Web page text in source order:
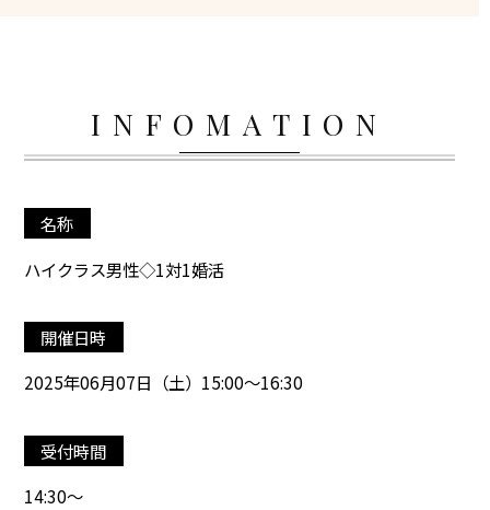
INFOMATION
名称
ハイクラス男性◇1対1婚活
開催日時
2025年06月07日（土）15:00～16:30
受付時間
14:30～